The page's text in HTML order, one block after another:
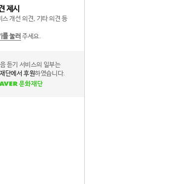
제시
스 개선 의견, 기타 의견 등
를 눌러 주세요.
듣기 서비스의 일부는
단에서 후원하였습니다.